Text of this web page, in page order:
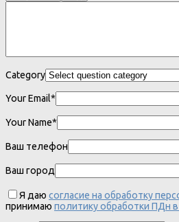
Category
Your Email*
Your Name*
Ваш телефон
Ваш город
Я даю согласие на обработку
принимаю политику обработки ПДн